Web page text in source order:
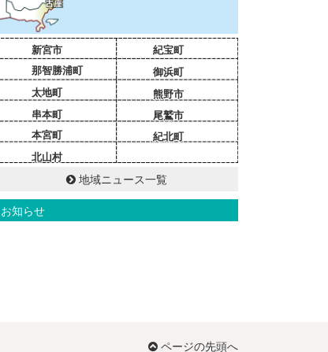
新宮市
那智勝浦町
太地町
串本町
本宮町
北山村
紀宝町
御浜町
熊野市
尾鷲市
紀北町
地域ニュース一覧
お知らせ
ページの先頭へ